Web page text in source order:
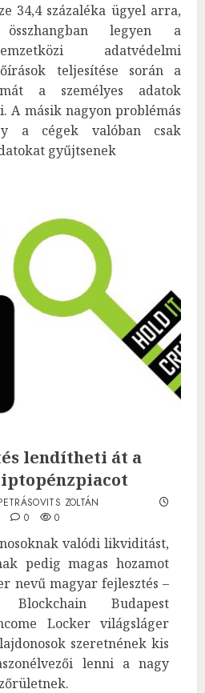
34,4 százaléka ügyel arra,
legyen a
adatvédelmi
teljesítése során a
a személyes adatok
A másik nagyon problémás
a cégek valóban csak
gyűjtsenek
lendítheti át a
ZOLTÁN
0 0
valódi likviditást,
pedig magas hozamot
nevű magyar fejlesztés –
Budapest
Locker világsláger
szeretnének kis
lenni a nagy